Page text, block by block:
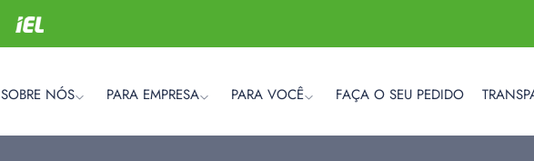
SOBRE NÓS PARA EMPRESA PARA VOCÊ FAÇA O SEU PEDIDO